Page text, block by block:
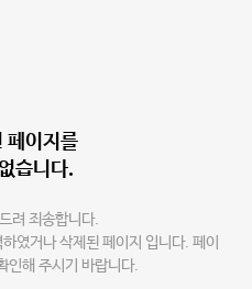
페이지를
습니다.
려 죄송합니다.
였거나 삭제된 페이지 입니다. 페이
인해 주시기 바랍니다.